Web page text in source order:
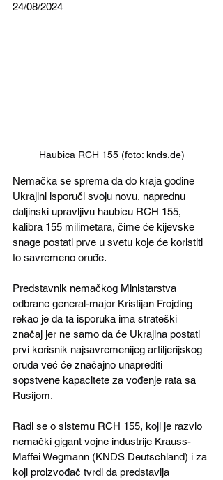
24/08/2024
Haubica RCH 155 (foto: knds.de)
Nemačka se sprema da do kraja godine
Ukrajini isporuči svoju novu, naprednu
daljinski upravljivu haubicu RCH 155,
kalibra 155 milimetara, čime će kijevske
snage postati prve u svetu koje će koristiti
to savremeno oruđe.
Predstavnik nemačkog Ministarstva
odbrane general-major Kristijan Frojding
rekao je da ta isporuka ima strateški
značaj jer ne samo da će Ukrajina postati
prvi korisnik najsavremenijeg artiljerijskog
oruđa već će značajno unaprediti
sopstvene kapacitete za vođenje rata sa
Rusijom.
Radi se o sistemu RCH 155, koji je razvio
nemački gigant vojne industrije Krauss-
Maffei Wegmann (KNDS Deutschland) i za
koji proizvođač tvrdi da predstavlja